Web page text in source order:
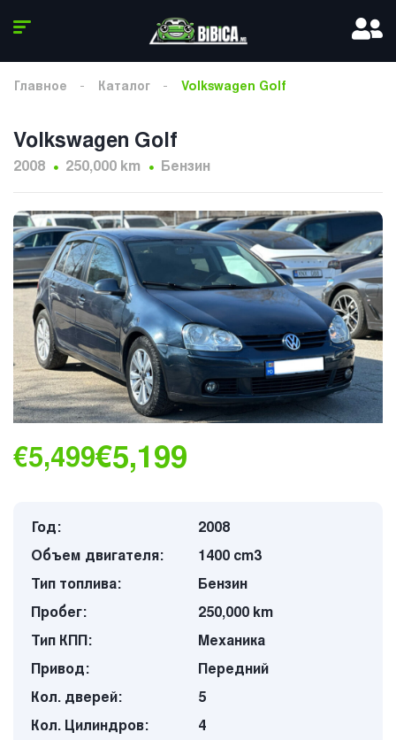
Главное Каталог Volkswagen Golf
Volkswagen Golf
2008 250,000 km Бензин
€5,499€5,199
Год:
2008
Объем двигателя:
1400 cm3
Тип топлива:
Бензин
Пробег:
250,000 km
Тип КПП:
Механика
Привод:
Передний
Кол. дверей:
5
Кол. Цилиндров:
4